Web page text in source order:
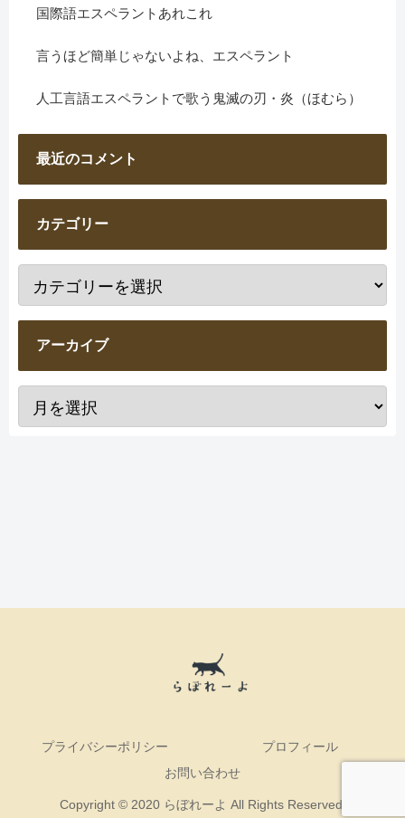
国際語エスペラントあれこれ
言うほど簡単じゃないよね、エスペラント
人工言語エスペラントで歌う鬼滅の刃・炎（ほむら）
最近のコメント
カテゴリー
アーカイブ
プライバシーポリシー
プロフィール
お問い合わせ
Copyright © 2020 らぼれーよ All Rights Reserved.